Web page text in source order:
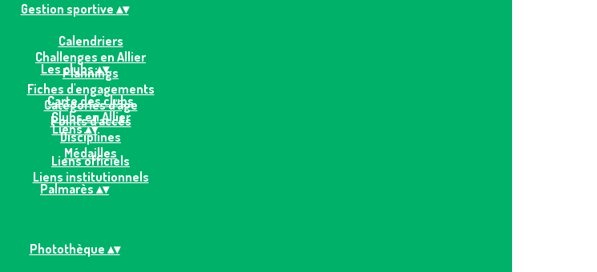
Gestion sportive ▴▾
Calendriers
Challenges en Allier
Plannings
Fiches d'engagements
Catégories d'âge
Points d'accès
Disciplines
Médailles
Les clubs▴▾
Carte des clubs
Clubs en Allier
Liens▴▾
Liens officiels
Liens institutionnels
Palmarès ▴▾
Photothèque ▴▾